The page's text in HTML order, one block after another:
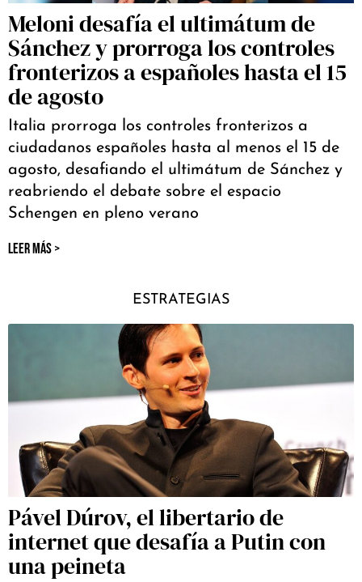
Meloni desafía el ultimátum de
Sánchez y prorroga los controles
fronterizos a españoles hasta el 15
de agosto
Italia prorroga los controles fronterizos a
ciudadanos españoles hasta al menos el 15 de
agosto, desafiando el ultimátum de Sánchez y
reabriendo el debate sobre el espacio
Schengen en pleno verano
LEER MÁS >
ESTRATEGIAS
Pável Dúrov, el libertario de
internet que desafía a Putin con
una peineta